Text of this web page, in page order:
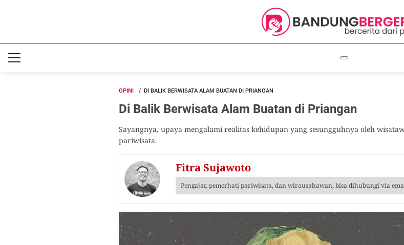
OPINI DI BALIK BERWISATA ALAM BUATAN DI PRIANGAN
Di Balik Berwisata Alam Buatan di Priangan
Sayangnya, upaya mengalami realitas kehidupan yang sesungguhnya oleh
pariwisata.
Fitra Sujawoto
Pengajar, pemerhati pariwisata, dan wirausahawan, bisa dihubungi via